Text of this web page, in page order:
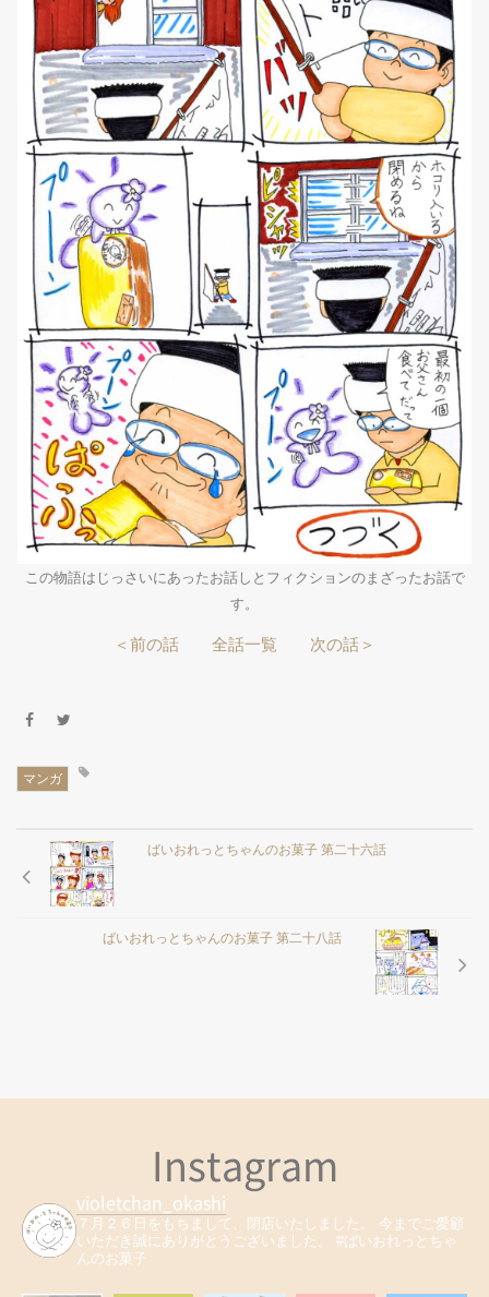
この物語はじっさいにあったお話しとフィクションのまざったお話で
す。
＜前の話 全話一覧 次の話＞
マンガ
ばいおれっとちゃんのお菓子 第二十六話
ばいおれっとちゃんのお菓子 第二十八話
Instagram
violetchan_okashi
７月２６日をもちまして、閉店いたしました。
今までご愛顧
いただき誠にありがとうございました。
#ばいおれっとちゃ
んのお菓子